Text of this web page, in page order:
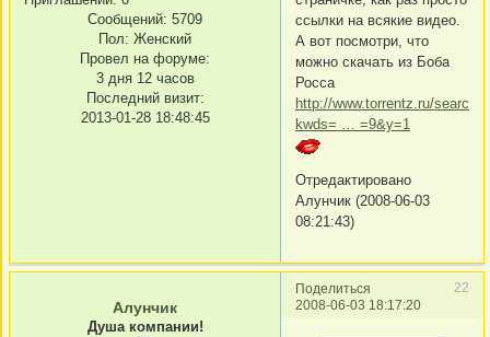
Сообщений: 5709
Пол: Женский
Провел на форуме:
3 дня 12 часов
Последний визит:
2013-01-28 18:48:45
ссылки на всякие видео.
А вот посмотри, что
можно скачать из Боба
Росса
http://www.torrentz.ru/
kwds= … =9&y=1
Отредактировано
Алунчик (2008-06-03
08:21:43)
Поделиться
22
2008-06-03 18:17:20
Алунчик
Душа компании!